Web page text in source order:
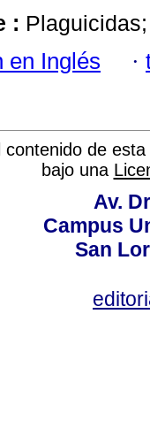
:
en Inglés ·
contenido de
bajo una
Av.
Campus
San